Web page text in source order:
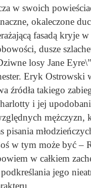
w swoich
okaleczone
fasadą kryje
dusze
losy Jane
Eryk Ostrowski
źródła takiego
i jej
mężczyzn,
pisania
w tym może być –
w całkiem
jego